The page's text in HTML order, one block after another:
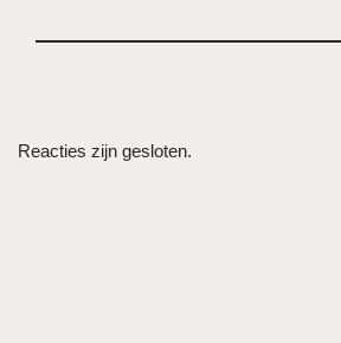
Reacties zijn gesloten.